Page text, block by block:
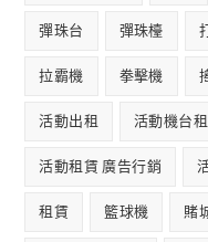
彈珠台 彈珠檯
拉霸機 拳擊機
活動出租 活動機台
活動租賃 廣告行銷
租賃 籃球機 賭